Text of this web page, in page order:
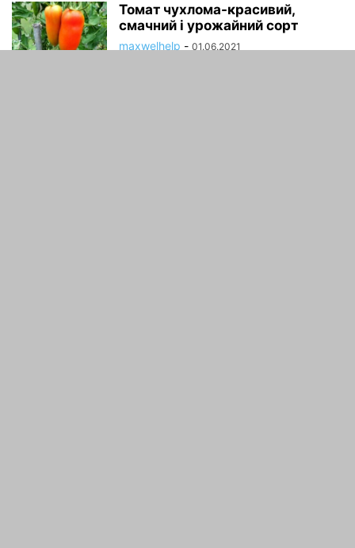
Томат чухлома-красивий,
смачний і урожайний сорт
maxwelhelp - 01.06.2021